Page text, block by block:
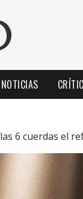
NOTICIAS
6 cuerdas el